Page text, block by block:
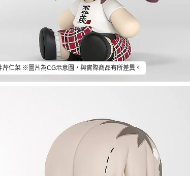
芹仁菜 ※圖片為CG示意圖，與實際商品有所差異。